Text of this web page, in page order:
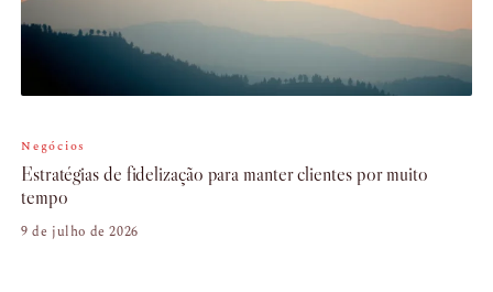
Negócios
Estratégias de fidelização para manter clientes por muito
tempo
9 de julho de 2026